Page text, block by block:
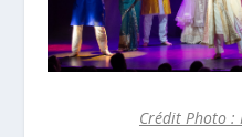
Crédit Photo